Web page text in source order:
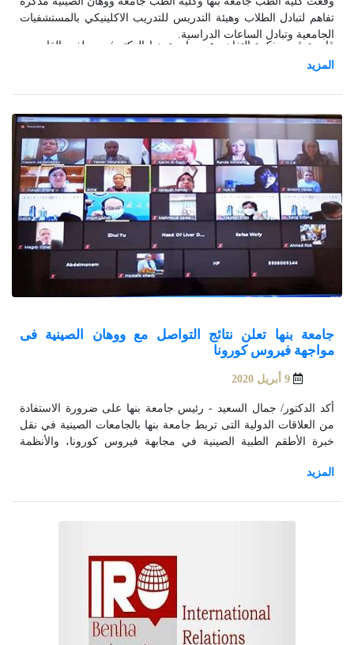
تفاهم لتبادل الطلاب وهيئة التدريس للتدريب الاكلينيكي بالمستشفيات
الجامعية وتبادل الساعات الدراسية.
قام بتوقيع مذكرة التفاهم عن جامعة بنها الدكتور/ مصطفى القاضي -
عميد كلية الطب ونائب رئيس جامعة ووهان للعلاقات الدولية
«تشيزو تانغ» وعميد كلية العلوم الطبية بجامعة ووهان البروفيسور
«يوشيويه» وقد حضر توقيع الاتفاقية الدكتور/ حازم عليوة - عضو مكتب
جامعة بنها تعلن نتائج التواصل مع ووهان الصينية فى
مواجهة فيروس كورونا
9 أبريل 2020
أكد الدكتور/ جمال السعيد - رئيس جامعة بنها على ضرورة الاستفادة
من العلاقات الدولية التى تربط جامعة بنها بالجامعات الصينية في نقل
خبرة الأطقم الطبية الصينية في مجابهة فيروس كورونا، والأنظمة